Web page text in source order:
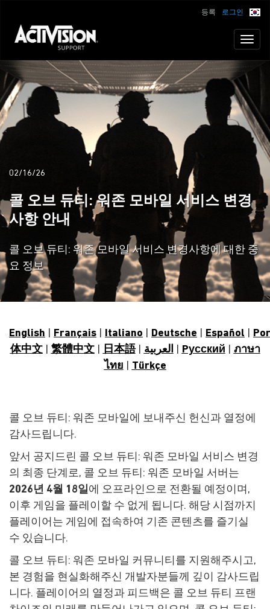
로그인
등록
02/16/26
콜 오브 듀티: 워존 모바일 서비스 변경
사항 안내
콜 오브 듀티: 워존 모바일 서비스 변경사항에 대한 중
요 정보
English Français Italiano Deutsche Español
体中文| 繁體中文| 日本語| العربية Pусский
ภาษา
ไทย
Türkçe
콜 오브 듀티: 워존 모바일에 보내주신 헌신과 열정에
감사드립니다.
앞서 공지드린 콜 오브 듀티: 워존 모바일 서비스 변경
의 최종 단계로, 콜 오브 듀티: 워존 모바일 서버는
2026년 4월 18일에 오프라인으로 전환될 예정이며,
이후 게임을 플레이할 수 없게 됩니다. 해당 시점까지
플레이어는 게임에 접속하여 기존 콘텐츠를 즐기실
수 있습니다.
콜 오브 듀티: 워존 모바일 커뮤니티를 지원해주시고,
본 경험을 현실화해주신 개발자분들께 깊이 감사드립
니다. 플레이어의 열정과 피드백은 콜 오브 듀티 프랜